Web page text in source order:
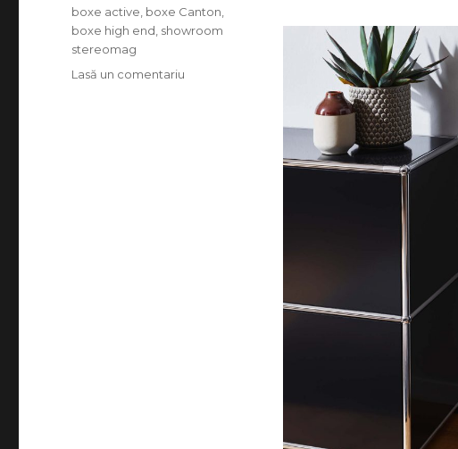
Etichete
boxe active boxe Canton
boxe high end showroom
stereomag
Lasă un comentariu